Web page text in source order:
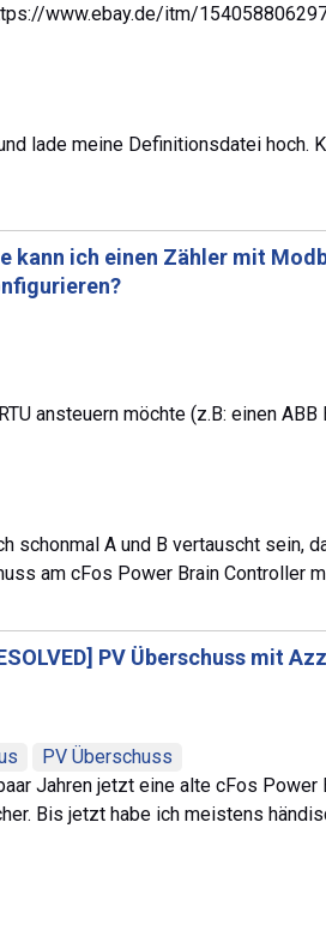
www.ebay.de/itm/
lade meine Definitionsdatei hoch.
kann ich einen Zähler mit
ansteuern möchte (z.B: einen
schonmal A und B vertauscht sein,
am cFos Power Brain Controller
PV Überschuss mit
PV Überschuss
Jahren jetzt eine alte cFos
Bis jetzt habe ich meistens